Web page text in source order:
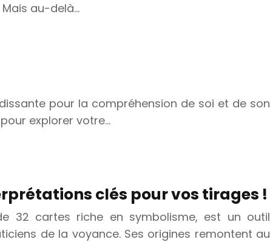
au-delà…
pour la compréhension de soi et de son
explorer votre…
clés pour vos tirages !
32 cartes riche en symbolisme, est un outil
de la voyance. Ses origines remontent au